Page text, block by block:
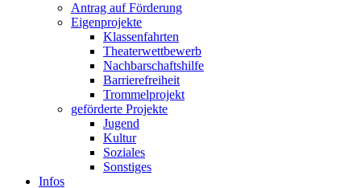
Antrag auf Förderung
Eigenprojekte
Klassenfahrten
Theaterwettbewerb
Nachbarschaftshilfe
Barrierefreiheit
Trommelprojekt
geförderte Projekte
Jugend
Kultur
Soziales
Sonstiges
Infos